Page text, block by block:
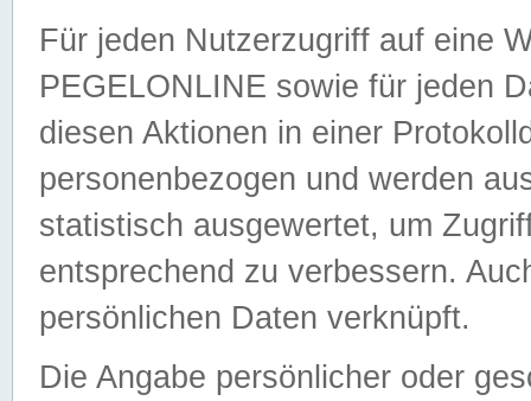
Für jeden Nutzerzugriff auf eine
PEGELONLINE sowie für jeden
diesen Aktionen in einer
personenbezogen und werden
statistisch ausgewertet, um
entsprechend zu verbessern.
persönlichen Daten verknüpft.
Die Angabe persönlicher oder